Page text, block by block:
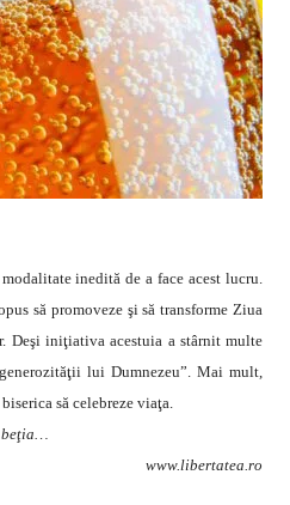
inedită de a face acest lucru.
să promoveze şi să transforme Ziua
Deşi iniţiativa acestuia a stârnit multe
lui Dumnezeu”. Mai mult,
să celebreze viaţa.
beţia…
www.libertatea.ro